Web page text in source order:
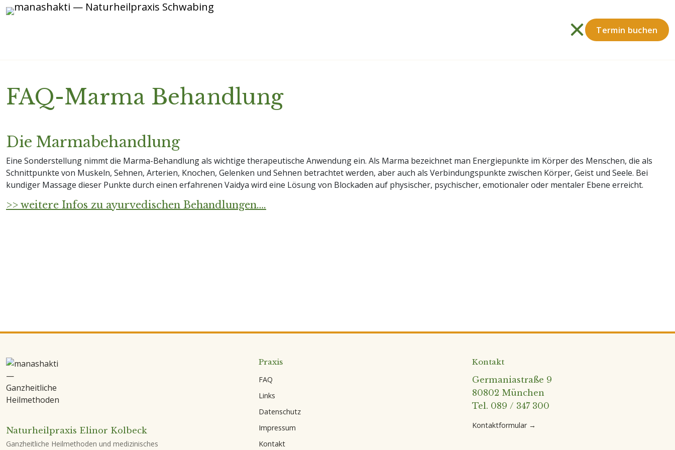
Termin buchen
FAQ-Marma Behandlung
Die Marmabehandlung
Eine Sonderstellung nimmt die Marma-Behandlung als wichtige therapeutische Anwendung ein. Als Marma bezeichnet man Energiepunkte im Körper des Menschen, die als
Schnittpunkte von Muskeln, Sehnen, Arterien, Knochen, Gelenken und Sehnen betrachtet werden, aber auch als Verbindungspunkte zwischen Körper, Geist und Seele. Bei
kundiger Massage dieser Punkte durch einen erfahrenen Vaidya wird eine Lösung von Blockaden auf physischer, psychischer, emotionaler oder mentaler Ebene erreicht.
>> weitere Infos zu ayurvedischen Behandlungen….
Naturheilpraxis Elinor Kolbeck
Ganzheitliche Heilmethoden und medizinisches
Praxis
FAQ
Links
Datenschutz
Impressum
Kontakt
Kontakt
Germaniastraße 9
80802 München
Tel. 089 / 347 300
Kontaktformular →